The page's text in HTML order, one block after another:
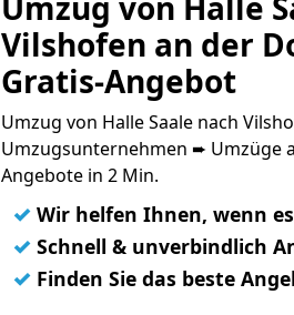
Vilshofen an der
Gratis-Angebot
Umzug von Halle Saale nach
Umzugsunternehmen ➨ Umzüge
Angebote in 2 Min.
✓ Wir helfen Ihnen, wenn
✓ Schnell & unverbindlich
✓ Finden Sie das beste